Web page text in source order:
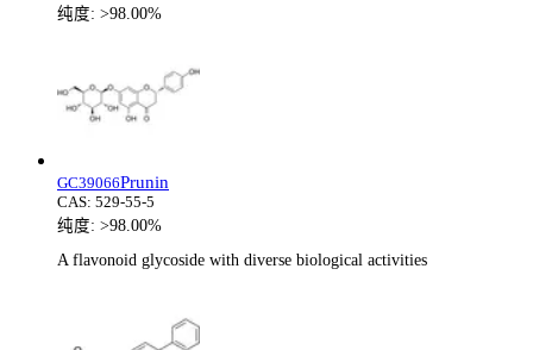
纯度: >98.00%
GC39066Prunin
CAS: 529-55-5
纯度: >98.00%
A flavonoid glycoside with diverse biological activities